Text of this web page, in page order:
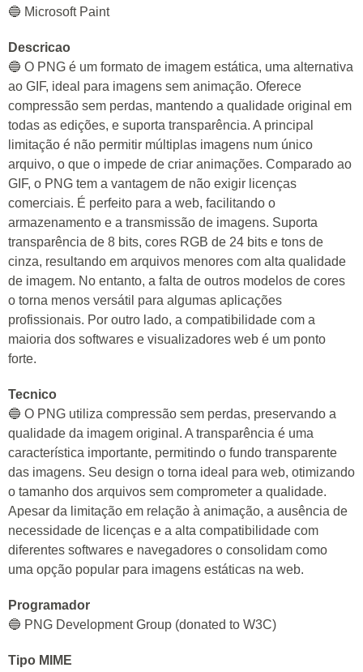
🔵 Microsoft Paint
Descricao
🔵 O PNG é um formato de imagem estática, uma alternativa
ao GIF, ideal para imagens sem animação. Oferece
compressão sem perdas, mantendo a qualidade original em
todas as edições, e suporta transparência. A principal
limitação é não permitir múltiplas imagens num único
arquivo, o que o impede de criar animações. Comparado ao
GIF, o PNG tem a vantagem de não exigir licenças
comerciais. É perfeito para a web, facilitando o
armazenamento e a transmissão de imagens. Suporta
transparência de 8 bits, cores RGB de 24 bits e tons de
cinza, resultando em arquivos menores com alta qualidade
de imagem. No entanto, a falta de outros modelos de cores
o torna menos versátil para algumas aplicações
profissionais. Por outro lado, a compatibilidade com a
maioria dos softwares e visualizadores web é um ponto
forte.
Tecnico
🔵 O PNG utiliza compressão sem perdas, preservando a
qualidade da imagem original. A transparência é uma
característica importante, permitindo o fundo transparente
das imagens. Seu design o torna ideal para web, otimizando
o tamanho dos arquivos sem comprometer a qualidade.
Apesar da limitação em relação à animação, a ausência de
necessidade de licenças e a alta compatibilidade com
diferentes softwares e navegadores o consolidam como
uma opção popular para imagens estáticas na web.
Programador
🔵 PNG Development Group (donated to W3C)
Tipo MIME